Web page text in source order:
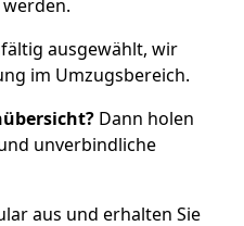
ausgewählt, wir
im Umzugsbereich.
Dann holen
unverbindliche
aus und erhalten Sie